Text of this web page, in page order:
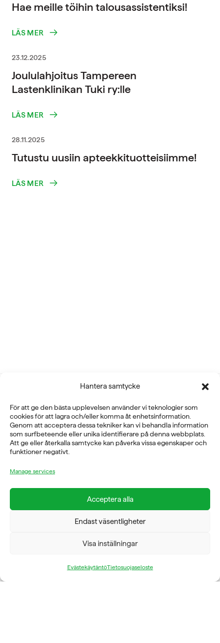
Hantera samtycke
För att ge den bästa upplevelsen använder vi teknologier som
cookies för att lagra och/eller komma åt enhetsinformation.
Genom att acceptera dessa tekniker kan vi behandla information
som surfbeteende eller unika identifierare på denna webbplats.
Att ge eller återkalla samtycke kan påverka vissa egenskaper och
funktioner negativt.
Manage services
Acceptera alla
Endast väsentligheter
Visa inställningar
EvästekäytäntöTietosuojaseloste
Hae meille töihin talousassistentiksi!
LÄS MER
23.12.2025
Joululahjoitus Tampereen
Lastenklinikan Tuki ry:lle
LÄS MER
28.11.2025
Tutustu uusiin apteekkituotteisiimme!
LÄS MER
Fysioline Sweden AB
E-POST
info@fysioline.se
TELEFON
ADRESS